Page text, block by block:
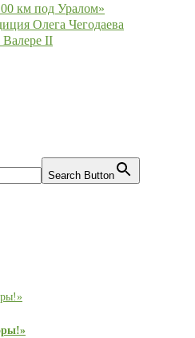
км под Уралом»
Олега Чегодаева
II
Search Button